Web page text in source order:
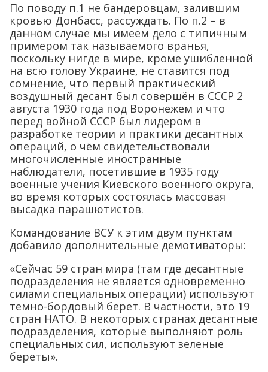
По поводу п.1 не бандеровцам, залившим
кровью Донбасс, рассуждать. По п.2 – в
данном случае мы имеем дело с типичным
примером так называемого вранья,
поскольку нигде в мире, кроме ушибленной
на всю голову Украине, не ставится под
сомнение, что первый практический
воздушный десант был совершён в СССР 2
августа 1930 года под Воронежем и что
перед войной СССР был лидером в
разработке теории и практики десантных
операций, о чём свидетельствовали
многочисленные иностранные
наблюдатели, посетившие в 1935 году
военные учения Киевского военного округа,
во время которых состоялась массовая
высадка парашютистов.
Командование ВСУ к этим двум пунктам
добавило дополнительные демотиваторы:
«Сейчас 59 стран мира (там где десантные
подразделения не является одновременно
силами специальных операции) используют
темно-бордовый берет. В частности, это 19
стран НАТО. В некоторых странах десантные
подразделения, которые выполняют роль
специальных сил, используют зеленые
береты».